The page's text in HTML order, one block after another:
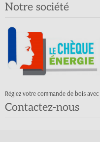
Notre société
Réglez votre commande de bois
Contactez-nous